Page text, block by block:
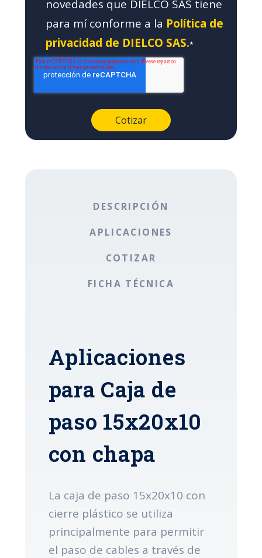
novedades que DIELCO SAS tiene
para mí conforme a la Política de
privacidad de DIELCO SAS.*
DESCRIPCIÓN
APLICACIONES
COTIZAR
FICHA TÉCNICA
Aplicaciones
para Caja de
paso 15x20x10
con chapa
La caja de paso 15x20x10 con
cierre plástico se utiliza
principalmente para permitir
el paso de cables a través de